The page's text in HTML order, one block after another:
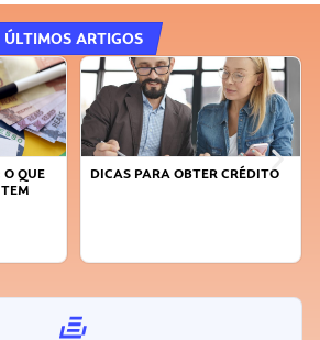
ÚLTIMOS ARTIGOS
CRÉDITO
FAÇA A DIFERENÇA: SEJA